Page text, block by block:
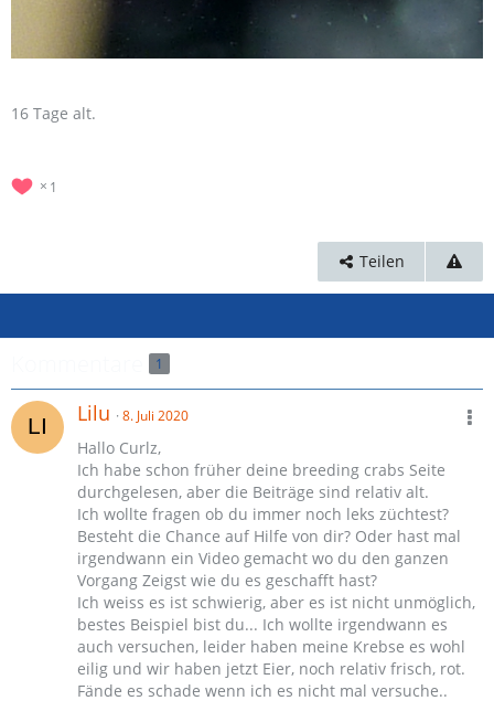
16 Tage alt.
1
Teilen
1
Lilu 8. Juli 2020
Hallo Curlz,
Ich habe schon früher deine breeding crabs Seite
durchgelesen, aber die Beiträge sind relativ alt.
Ich wollte fragen ob du immer noch leks züchtest?
Besteht die Chance auf Hilfe von dir? Oder hast mal
irgendwann ein Video gemacht wo du den ganzen
Vorgang Zeigst wie du es geschafft hast?
Ich weiss es ist schwierig, aber es ist nicht unmöglich,
bestes Beispiel bist du... Ich wollte irgendwann es
auch versuchen, leider haben meine Krebse es wohl
eilig und wir haben jetzt Eier, noch relativ frisch, rot.
Fände es schade wenn ich es nicht mal versuche..